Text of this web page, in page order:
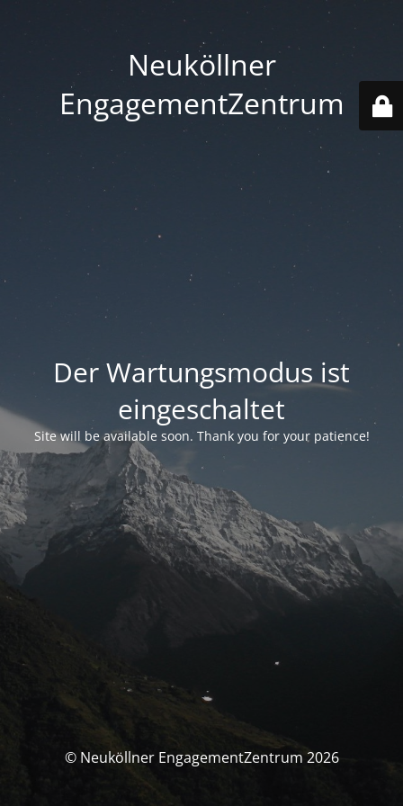
Neuköllner
EngagementZentrum
Der Wartungsmodus ist
eingeschaltet
Site will be available soon. Thank you for your patience!
© Neuköllner EngagementZentrum 2026